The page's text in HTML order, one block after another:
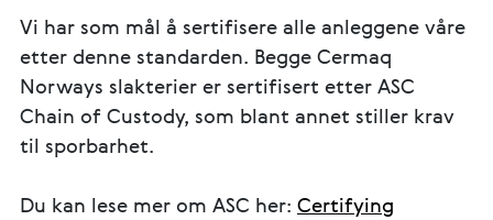
Vi har som mål å sertifisere alle anleggene våre
etter denne standarden. Begge Cermaq
Norways slakterier er sertifisert etter ASC
Chain of Custody, som blant annet stiller krav
til sporbarhet.
Du kan lese mer om ASC her: Certifying